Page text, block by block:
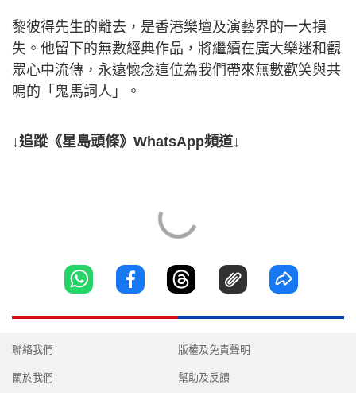
黎彼得先生的離去，是香港樂壇及演藝界的一大損
失。他留下的無數經典作品，將繼續在廣大樂迷和觀
眾心中流傳，永遠懷念這位為我們帶來無數歡笑與共
鳴的「鬼馬詞人」。
↓追蹤《星島頭條》WhatsApp頻道↓
聯絡我們
關於我們
版權及免責聲明
幫助及反饋